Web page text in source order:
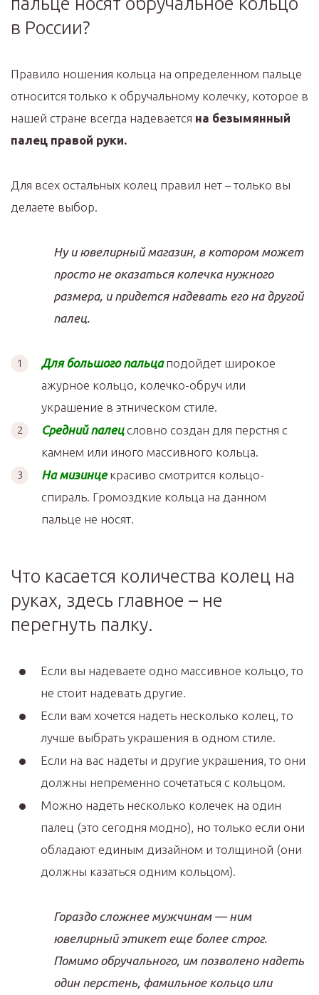
в России?
Правило ношения кольца на определенном пальце
относится только к обручальному колечку, которое в
нашей стране всегда надевается на безымянный
палец правой руки.
Для всех остальных колец правил нет – только вы
делаете выбор.
Ну и ювелирный магазин, в котором может
просто не оказаться колечка нужного
размера, и придется надевать его на другой
палец.
Для большого пальцаподойдет широкое
ажурное кольцо, колечко-обруч или
украшение в этническом стиле.
Средний палецсловно создан для перстня с
камнем или иного массивного кольца.
На мизинцекрасиво смотрится кольцо-
спираль. Громоздкие кольца на данном
пальце не носят.
Что касается количества колец на
руках, здесь главное – не
перегнуть палку.
Если вы надеваете одно массивное кольцо, то
не стоит надевать другие.
Если вам хочется надеть несколько колец, то
лучше выбрать украшения в одном стиле.
Если на вас надеты и другие украшения, то они
должны непременно сочетаться с кольцом.
Можно надеть несколько колечек на один
палец (это сегодня модно), но только если они
обладают единым дизайном и толщиной (они
должны казаться одним кольцом).
Гораздо сложнее мужчинам — ним
ювелирный этикет еще более строг.
Помимо обручального, им позволено надеть
один перстень, фамильное кольцо или